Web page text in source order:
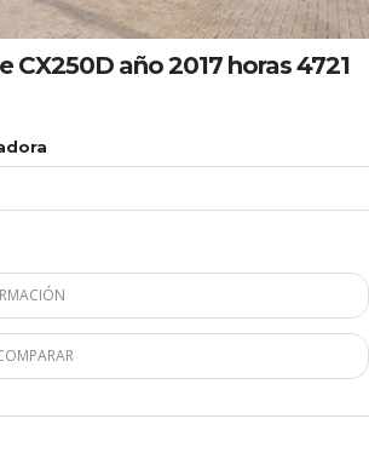
CX250D año 2017 horas 4721